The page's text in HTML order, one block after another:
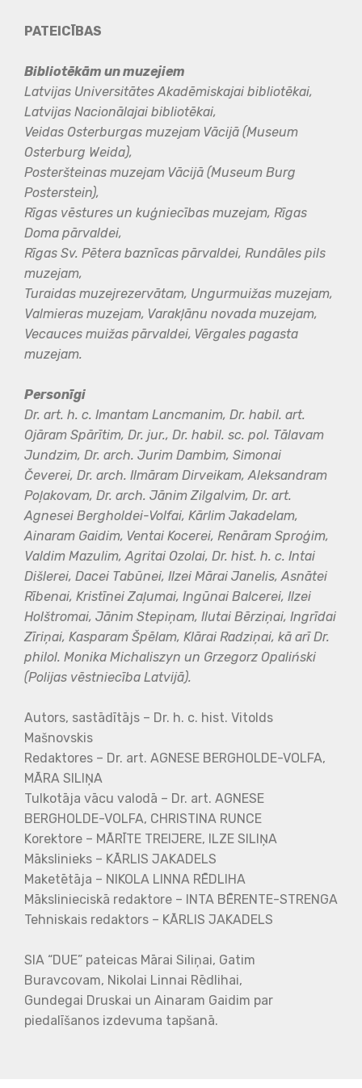
PATEICĪBAS
Bibliotēkām un muzejiem
Latvijas Universitātes Akadēmiskajai bibliotēkai,
Latvijas Nacionālajai bibliotēkai,
Veidas Osterburgas muzejam Vācijā (Museum
Osterburg Weida),
Posteršteinas muzejam Vācijā (Museum Burg
Posterstein),
Rīgas vēstures un kuģniecības muzejam, Rīgas
Doma pārvaldei,
Rīgas Sv. Pētera baznīcas pārvaldei, Rundāles pils
muzejam,
Turaidas muzejrezervātam, Ungurmuižas muzejam,
Valmieras muzejam, Varakļānu novada muzejam,
Vecauces muižas pārvaldei, Vērgales pagasta
muzejam.
Personīgi
Dr. art. h. c. Imantam Lancmanim, Dr. habil. art.
Ojāram Spārītim, Dr. jur., Dr. habil. sc. pol. Tālavam
Jundzim, Dr. arch. Jurim Dambim, Simonai
Čeverei, Dr. arch. Ilmāram Dirveikam, Aleksandram
Poļakovam, Dr. arch. Jānim Zilgalvim, Dr. art.
Agnesei Bergholdei-Volfai, Kārlim Jakadelam,
Ainaram Gaidim, Ventai Kocerei, Renāram Sproģim,
Valdim Mazulim, Agritai Ozolai, Dr. hist. h. c. Intai
Dišlerei, Dacei Tabūnei, Ilzei Mārai Janelis, Asnātei
Rībenai, Kristīnei Zaļumai, Ingūnai Balcerei, Ilzei
Holštromai, Jānim Stepiņam, Ilutai Bērziņai, Ingrīdai
Zīriņai, Kasparam Špēlam, Klārai Radziņai, kā arī Dr.
philol. Monika Michaliszyn un Grzegorz Opaliński
(Polijas vēstniecība Latvijā).
Autors, sastādītājs – Dr. h. c. hist. Vitolds
Mašnovskis
Redaktores – Dr. art. AGNESE BERGHOLDE-VOLFA,
MĀRA SILIŅA
Tulkotāja vācu valodā – Dr. art. AGNESE
BERGHOLDE-VOLFA, CHRISTINA RUNCE
Korektore – MĀRĪTE TREIJERE, ILZE SILIŅA
Mākslinieks – KĀRLIS JAKADELS
Maketētāja – NIKOLA LINNA RĒDLIHA
Mākslinieciskā redaktore – INTA BĒRENTE-STRENGA
Tehniskais redaktors – KĀRLIS JAKADELS
SIA “DUE” pateicas Mārai Siliņai, Gatim
Buravcovam, Nikolai Linnai Rēdlihai,
Gundegai Druskai un Ainaram Gaidim par
piedalīšanos izdevuma tapšanā.